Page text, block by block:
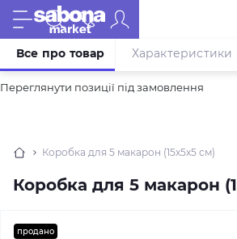
Переглянути позиції під замовлення
Коробка для 5 макарон (15х5х5 см)
Коробка для 5 макарон
Все про товар Характеристики
продано